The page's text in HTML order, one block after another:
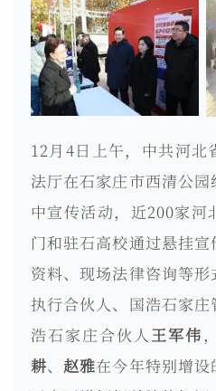
12月4日上午，中共河北
法厅在石家庄市西清公
中宣传活动，近200家
门和驻石高校通过悬挂
资料、现场法律咨询等
执行合伙人、国浩石家庄
浩石家庄合伙人 王军伟
耕、 赵雅在今年特别增